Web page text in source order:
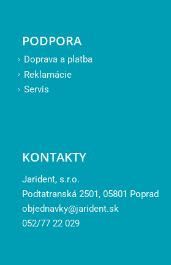
PODPORA
Doprava a platba
Reklamácie
Servis
KONTAKTY
Jarident, s.r.o.
Podtatranská 2501, 05801 Poprad
objednavky@jarident.sk
052/77 22 029